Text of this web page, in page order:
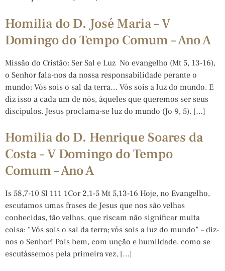
Homilia do D. José Maria – V
Domingo do Tempo Comum – Ano A
Missão do Cristão: Ser Sal e Luz No evangelho (Mt 5, 13-16),
o Senhor fala-nos da nossa responsabilidade perante o
mundo: Vós sois o sal da terra… Vós sois a luz do mundo. E
diz isso a cada um de nós, àqueles que queremos ser seus
discípulos. Jesus proclama-se luz do mundo (Jo 9, 5). […]
Homilia do D. Henrique Soares da
Costa – V Domingo do Tempo
Comum – Ano A
Is 58,7-10 Sl 111 1Cor 2,1-5 Mt 5,13-16 Hoje, no Evangelho,
escutamos umas frases de Jesus que nos são velhas
conhecidas, tão velhas, que riscam não significar muita
coisa: “Vós sois o sal da terra; vós sois a luz do mundo” – diz-
nos o Senhor! Pois bem, com unção e humildade, como se
escutássemos pela primeira vez, […]